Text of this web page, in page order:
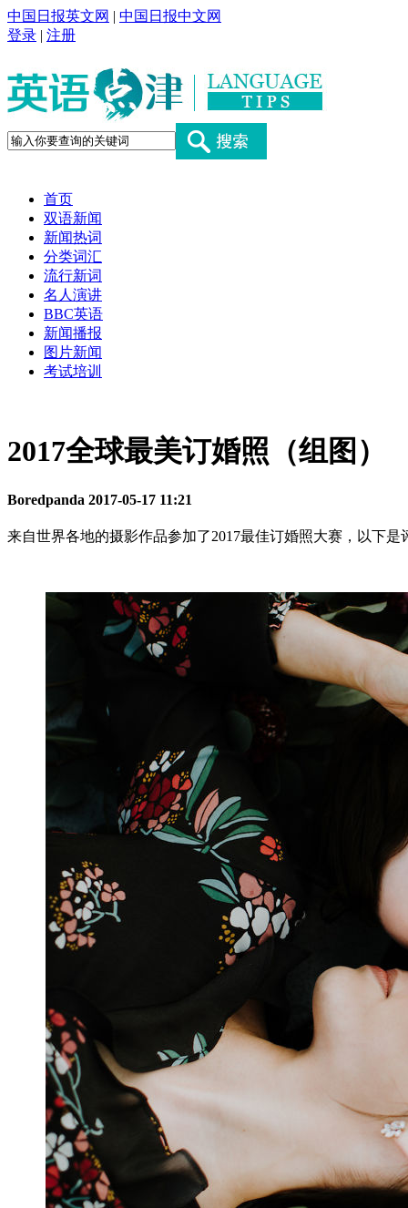
中国日报英文网 | 中国日报中文网
登录 | 注册
首页
双语新闻
新闻热词
分类词汇
流行新词
名人演讲
BBC英语
新闻播报
图片新闻
考试培训
2017全球最美订婚照（组图）
Boredpanda 2017-05-17 11:21
来自世界各地的摄影作品参加了2017最佳订婚照大赛，以下